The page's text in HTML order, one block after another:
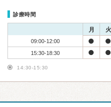
診療時間
月 火
09:00-12:00
15:30-18:30
14:30-15:30